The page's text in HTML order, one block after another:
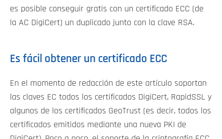
es posible conseguir gratis con un certificado ECC (de
la AC DigiCert) un duplicado junto con la clave RSA.
Es fácil obtener un certificado ECC
En el momento de redacción de este artículo soportan
las claves EC todos los certificados DigiCert, RapidSSL y
algunos de los certificados GeoTrust (es decir, todos los
certificados emitidos mediante una nueva PKI de